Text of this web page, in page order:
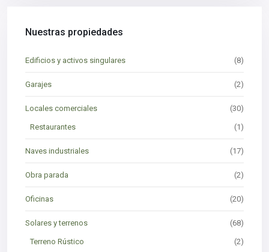
Nuestras propiedades
Edificios y activos singulares (8)
Garajes (2)
Locales comerciales (30)
Restaurantes (1)
Naves industriales (17)
Obra parada (2)
Oficinas (20)
Solares y terrenos (68)
Terreno Rústico (2)